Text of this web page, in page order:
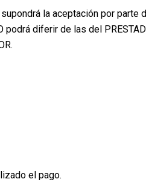
la aceptación por parte
podrá diferir de las del
el pago.